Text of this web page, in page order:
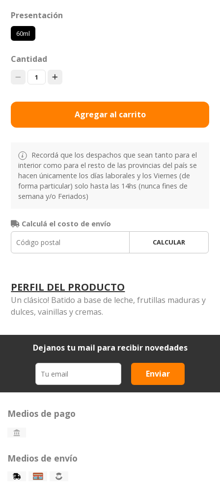
Presentación
60ml
Cantidad
1
Agregar al carrito
Recordá que los despachos que sean tanto para el
interior como para el resto de las provincias del país se
hacen únicamente los días laborales y los Viernes (de
forma particular) solo hasta las 14hs (nunca fines de
semana y/o Feriados)
Calculá el costo de envío
CALCULAR
PERFIL DEL PRODUCTO
Un clásico! Batido a base de leche, frutillas maduras y
dulces, vainillas y cremas.
Dejanos tu mail para recibir novedades
Enviar
Medios de pago
Medios de envío